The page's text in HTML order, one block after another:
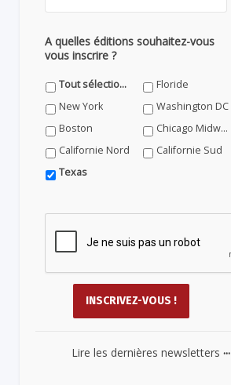
A quelles éditions souhaitez-vous
vous inscrire ?
Tout sélectionner
Floride
New York
Washington DC
Boston
Chicago Midwest
Californie Nord
Californie Sud
Texas
Lire les dernières newsletters ...